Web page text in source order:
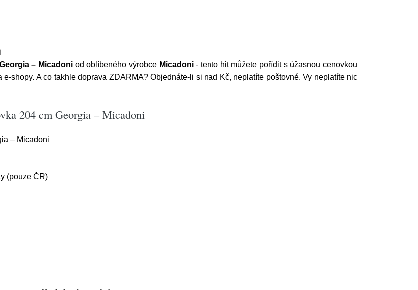
– Micadoni od oblíbeného výrobce Micadoni- tento hit můžete pořídit s úžasnou cenovkou
shopy. A co takhle doprava ZDARMA? Objednáte-li si nad Kč, neplatíte poštovné. Vy neplatíte nic
204 cm Georgia – Micadoni
– Micadoni
(pouze ČR)